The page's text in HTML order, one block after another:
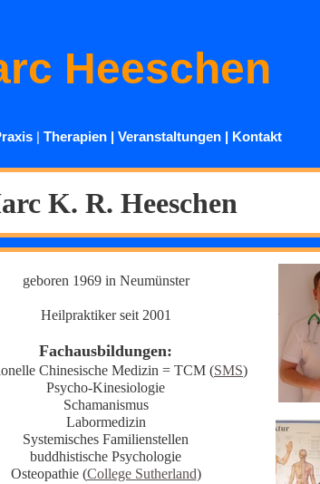
Heeschen
| Therapien | Veranstaltungen | Kontakt
K. R. Heeschen
geboren 1969 in Neumünster
Heilpraktiker seit 2001
Fachausbildungen:
Chinesische Medizin = TCM (SMS)
Psycho-Kinesiologie
Schamanismus
Labormedizin
Systemisches Familienstellen
buddhistische Psychologie
Osteopathie (College Sutherland)